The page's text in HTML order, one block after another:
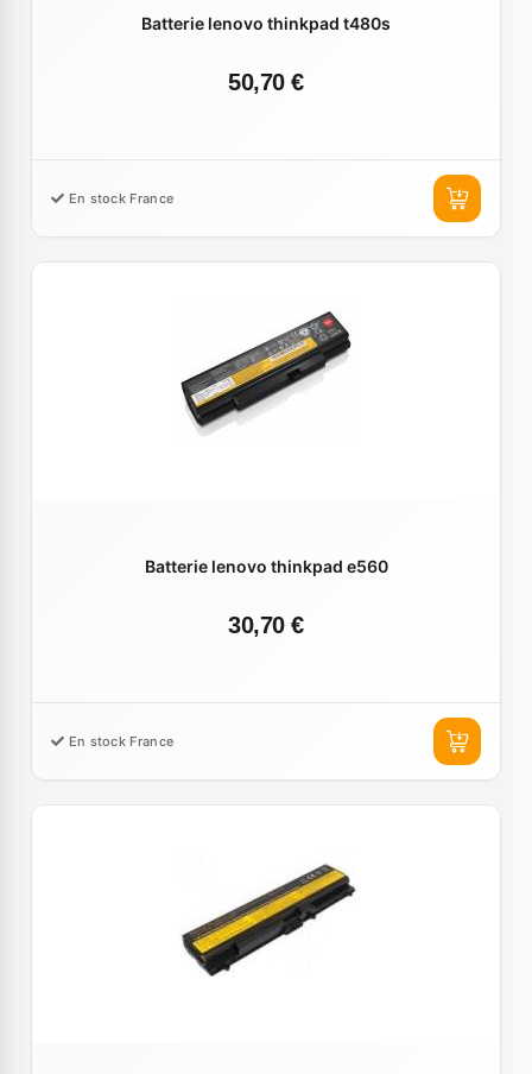
Batterie lenovo thinkpad t480s
50,70 €
En stock France
Batterie lenovo thinkpad e560
30,70 €
En stock France